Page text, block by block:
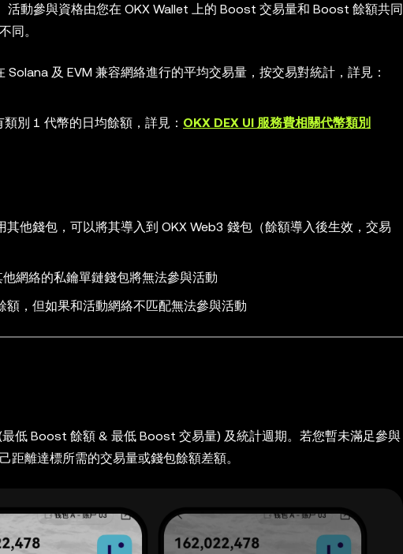
動參與資格由您在 OKX Wallet 上的 Boost 交易量和 Boost 餘額共同
同。
Solana 及 EVM 兼容網絡進行的平均交易量，按交易對統計，詳見：
別 1 代幣的日均餘額，詳見： OKX DEX UI 服務費相關代幣類別
他錢包，可以將其導入到 OKX Web3 錢包（餘額導入後生效，交易
網絡的私鑰單鏈錢包將無法參與活動
額，但如果和活動網絡不匹配無法參與活動
低 Boost 餘額 & 最低 Boost 交易量) 及統計週期。若您暫未滿足參與
離達標所需的交易量或錢包餘額差額。